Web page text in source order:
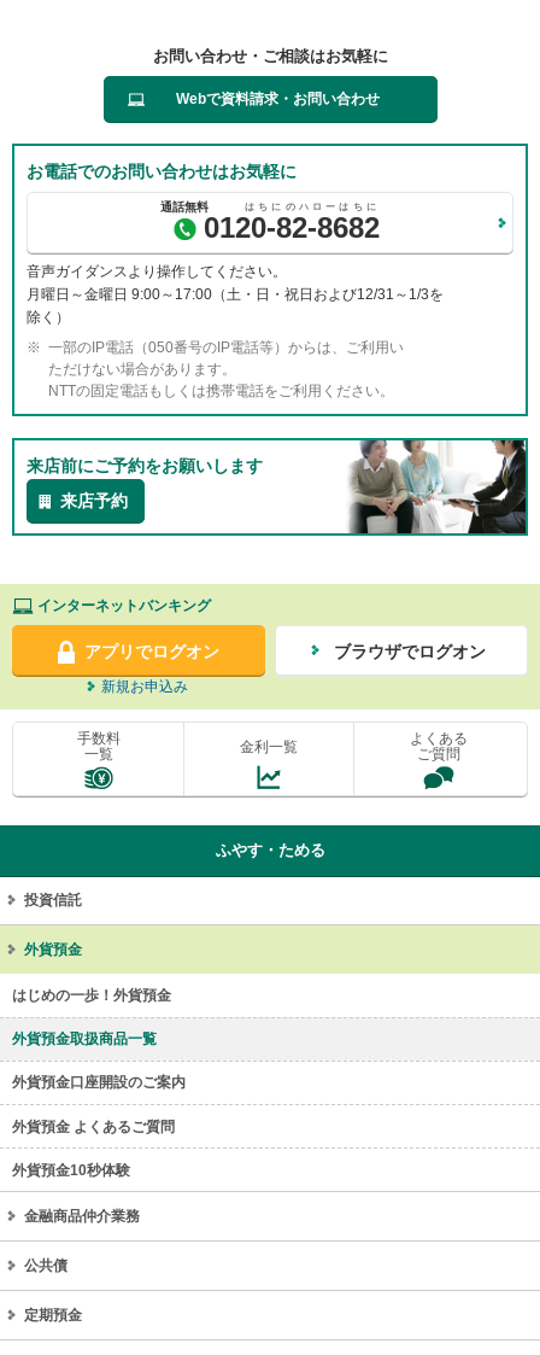
お問い合わせ・ご相談はお気軽に
Webで資料請求・お問い合わせ
お電話でのお問い合わせはお気軽に
0120-82-8682
音声ガイダンスより操作してください。
月曜日～金曜日 9:00～17:00（土・日・祝日および12/31～1/3を
除く）
一部のIP電話（050番号のIP電話等）からは、ご利用い
ただけない場合があります。
NTTの固定電話もしくは携帯電話をご利用ください。
来店前にご予約をお願いします
来店予約
インターネットバンキング
アプリでログオン ブラウザでログオン
新規お申込み
手数料
一覧
金利一覧
よくある
ご質問
ふやす・ためる
投資信託
外貨預金
はじめの一歩！外貨預金
外貨預金取扱商品一覧
外貨預金口座開設のご案内
外貨預金 よくあるご質問
外貨預金10秒体験
金融商品仲介業務
公共債
定期預金